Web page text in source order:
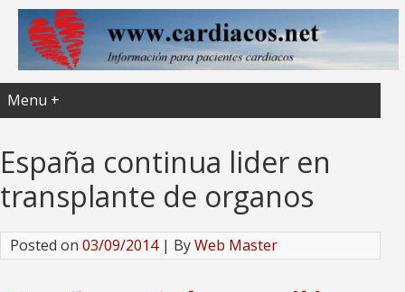
Menu +
España continua lider en
transplante de organos
Posted on 03/09/2014| ByWeb Master